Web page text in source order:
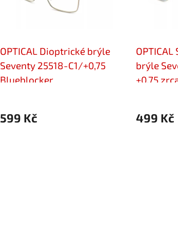
OPTICAL Dioptrické brýle
Seventy 25518-C1/+0,75
Blueblocker
599 Kč
brýle
+0,75
499 Kč